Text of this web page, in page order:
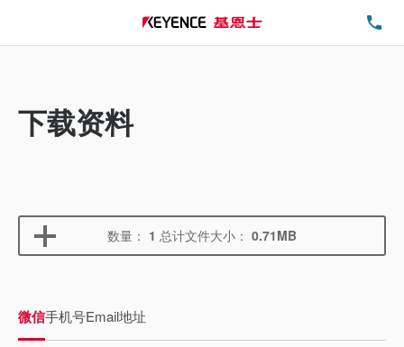
下载资料
数量： 1 总计文件大小： 0.71MB
微信手机号Email地址